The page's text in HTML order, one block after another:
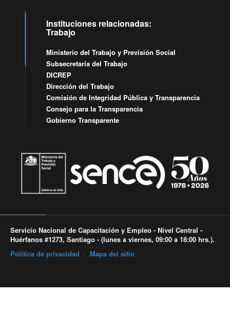
Instituciones relacionadas:
Trabajo
Ministerio del Trabajo y Previsión Social
Subsecretaría del Trabajo
DICREP
Dirección del Trabajo
Comisión de Integridad Pública y Transparencia
Consejo para la Transparencia
Gobierno Transparente
Servicio Nacional de Capacitación y Empleo - Nivel Central -
Huérfanos #1273, Santiago - (lunes a viernes, 09:00 a 18:00 hrs.).
Política de privacidad
Mapa del sitio